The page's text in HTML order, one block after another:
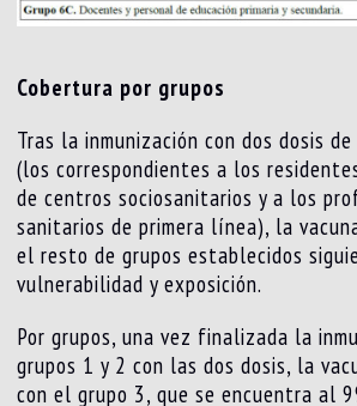
Cobertura por grupos
Tras la inmunización con dos dosis
(los correspondientes a los
de centros sociosanitarios y a los
sanitarios de primera línea), la
el resto de grupos establecidos
vulnerabilidad y exposición.
Por grupos, una vez finalizada la
grupos 1 y 2 con las dos dosis, la
con el grupo 3, que se encuentra al